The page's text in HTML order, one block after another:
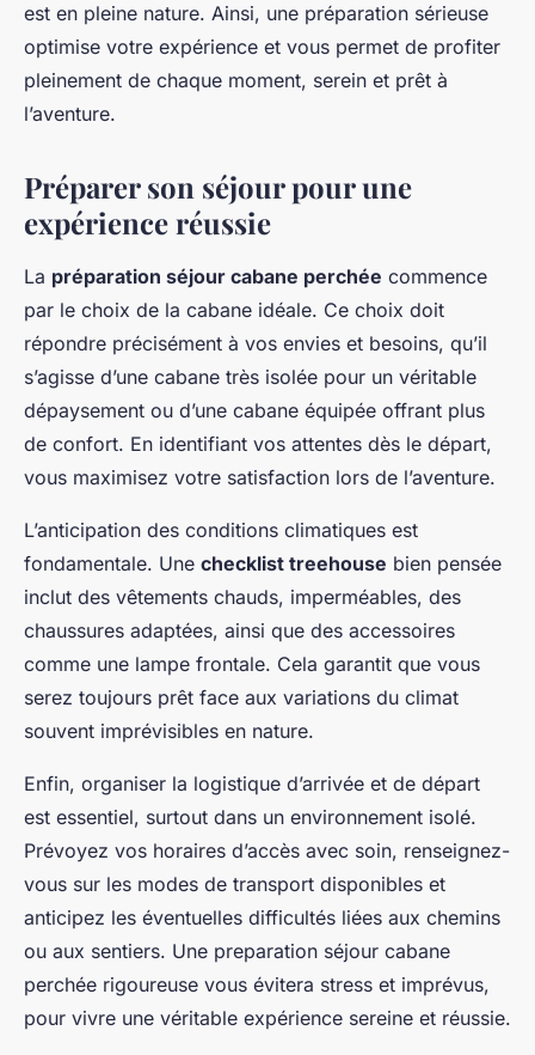
est en pleine nature. Ainsi, une préparation sérieuse
optimise votre expérience et vous permet de profiter
pleinement de chaque moment, serein et prêt à
l’aventure.
Préparer son séjour pour une
expérience réussie
La préparation séjour cabane perchée commence
par le choix de la cabane idéale. Ce choix doit
répondre précisément à vos envies et besoins, qu’il
s’agisse d’une cabane très isolée pour un véritable
dépaysement ou d’une cabane équipée offrant plus
de confort. En identifiant vos attentes dès le départ,
vous maximisez votre satisfaction lors de l’aventure.
L’anticipation des conditions climatiques est
fondamentale. Une checklist treehouse bien pensée
inclut des vêtements chauds, imperméables, des
chaussures adaptées, ainsi que des accessoires
comme une lampe frontale. Cela garantit que vous
serez toujours prêt face aux variations du climat
souvent imprévisibles en nature.
Enfin, organiser la logistique d’arrivée et de départ
est essentiel, surtout dans un environnement isolé.
Prévoyez vos horaires d’accès avec soin, renseignez-
vous sur les modes de transport disponibles et
anticipez les éventuelles difficultés liées aux chemins
ou aux sentiers. Une preparation séjour cabane
perchée rigoureuse vous évitera stress et imprévus,
pour vivre une véritable expérience sereine et réussie.